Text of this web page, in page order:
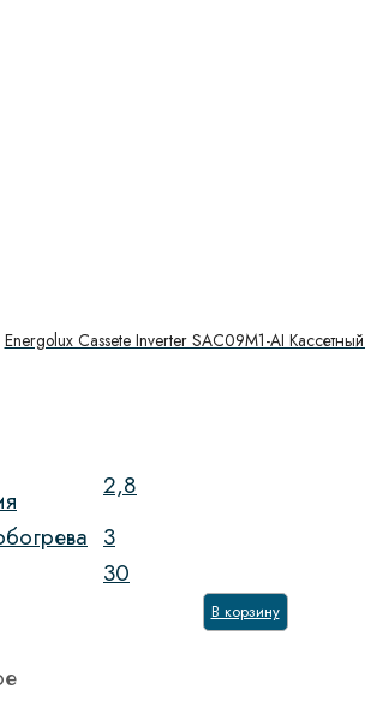
Energolux Cassete Inverter SAC09M1-AI
2,8
3
30
В корзину